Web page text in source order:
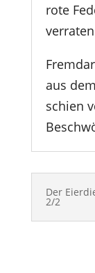
rote
aus
schien
Der
2/2